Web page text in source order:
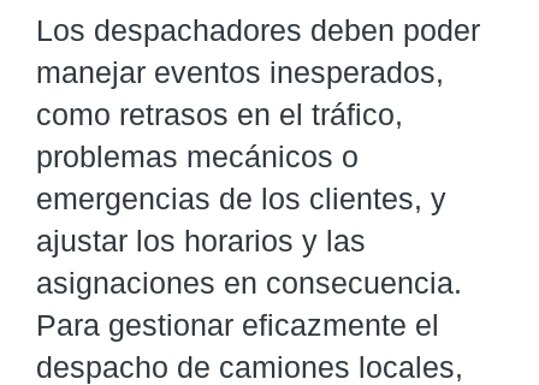
Los despachadores deben poder
manejar eventos inesperados,
como retrasos en el tráfico,
problemas mecánicos o
emergencias de los clientes, y
ajustar los horarios y las
asignaciones en consecuencia.
Para gestionar eficazmente el
despacho de camiones locales,